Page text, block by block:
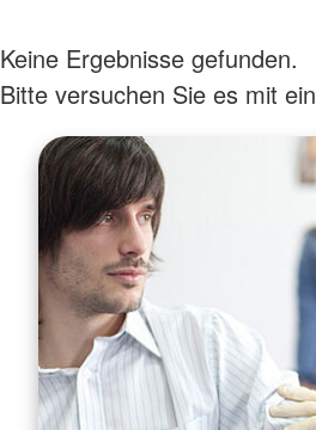
Keine Ergebnisse gefunden.
Bitte versuchen Sie es mit